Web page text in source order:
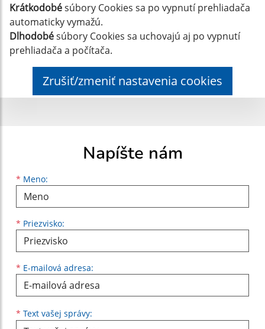
Krátkodobésúbory Cookies sa po vypnutí prehliadača
automaticky vymažú.
Dlhodobésúbory Cookies sa uchovajú aj po vypnutí
prehliadača a počítača.
Zrušiť/zmeniť nastavenia cookies
Napíšte nám
* Meno:
Meno
* Priezvisko:
Priezvisko
* E-mailová adresa:
E-mailová adresa
* Text vašej správy: